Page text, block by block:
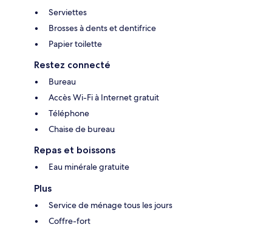
Serviettes
Brosses à dents et dentifrice
Papier toilette
Restez connecté
Bureau
Accès Wi-Fi à Internet gratuit
Téléphone
Chaise de bureau
Repas et boissons
Eau minérale gratuite
Plus
Service de ménage tous les jours
Coffre-fort